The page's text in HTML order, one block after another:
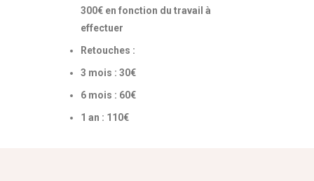
300€ en fonction du travail à
effectuer
Retouches :
3 mois : 30€
6 mois : 60€
1 an : 110€